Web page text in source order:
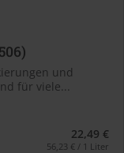
und
für viele...
22,49 €
56,23 € / 1 Liter